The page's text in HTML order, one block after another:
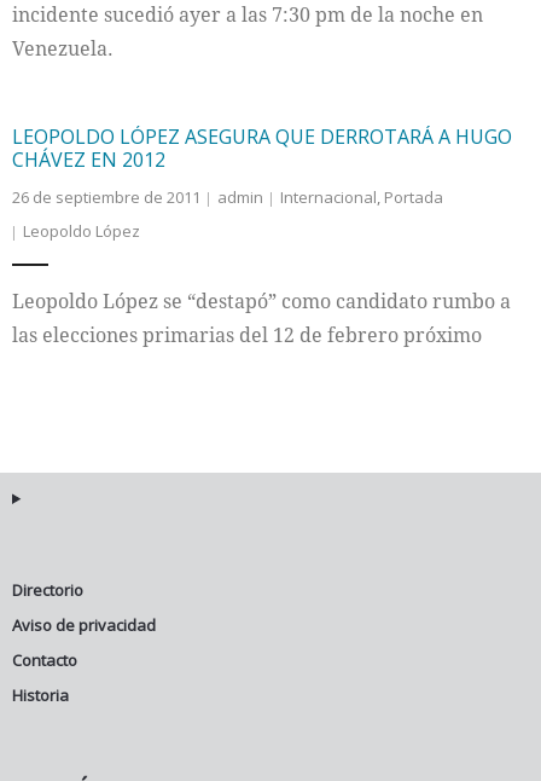
incidente sucedió ayer a las 7:30 pm de la noche en
Venezuela.
LEOPOLDO LÓPEZ ASEGURA QUE DERROTARÁ A HUGO
CHÁVEZ EN 2012
26 de septiembre de 2011 admin Internacional, Portada
Leopoldo López
Leopoldo López se “destapó” como candidato rumbo a
las elecciones primarias del 12 de febrero próximo
Directorio
Aviso de privacidad
Contacto
Historia